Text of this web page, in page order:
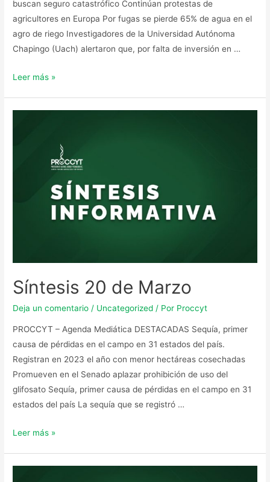
buscan seguro catastrófico Continúan protestas de
agricultores en Europa Por fugas se pierde 65% de agua en el
agro de riego Investigadores de la Universidad Autónoma
Chapingo (Uach) alertaron que, por falta de inversión en …
Leer más »
Síntesis 20 de Marzo
Deja un comentario / Uncategorized / Por Proccyt
PROCCYT – Agenda Mediática DESTACADAS Sequía, primer
causa de pérdidas en el campo en 31 estados del país.
Registran en 2023 el año con menor hectáreas cosechadas
Promueven en el Senado aplazar prohibición de uso del
glifosato Sequía, primer causa de pérdidas en el campo en 31
estados del país La sequía que se registró …
Leer más »